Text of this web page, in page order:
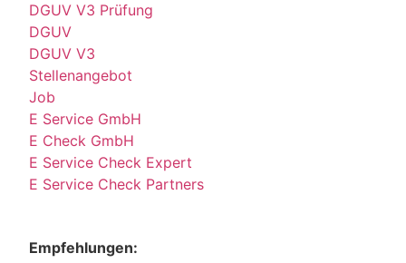
DGUV V3 Prüfung
DGUV
DGUV V3
Stellenangebot
Job
E Service GmbH
E Check GmbH
E Service Check Expert
E Service Check Partners
Empfehlungen: